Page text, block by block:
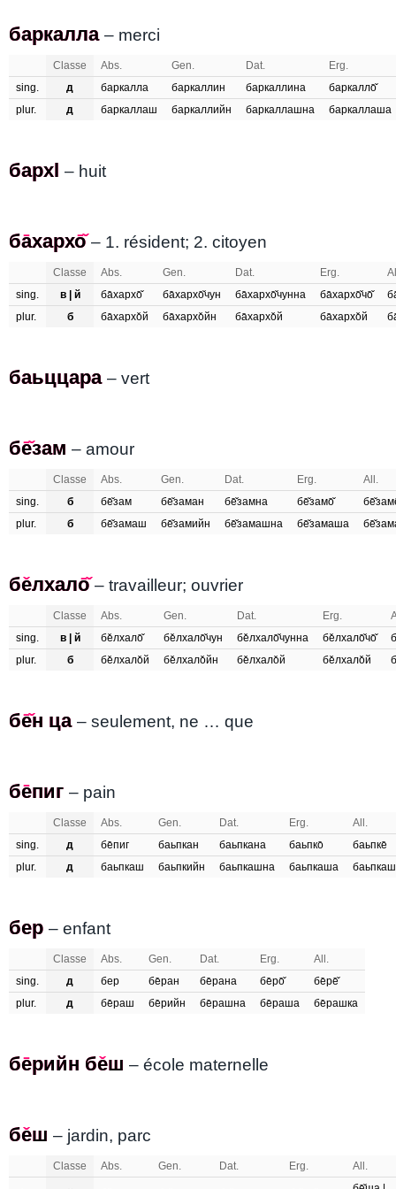
баркалла
баркалла – merci
Classe Abs. Gen. Dat.
Erg.
sing.
д баркалла баркаллин баркаллина
баркалло̄̌
plur.
д баркаллаш баркаллийн баркаллашна баркаллаша
бархӏ
бархӏ – huit
ба̄хархо̄̌
бахархо– 1. résident; 2. citoyen
Classe Abs. Gen. Dat. Erg.
sing.
в | й ба̄хархо̄̌ ба̄хархо̄̌чун ба̄хархо̄̌чунна ба̄хархо̄̌чо̄̌
plur.
б ба̄хархо̌й ба̄хархо̌йн ба̄хархо̌й ба̄хархо̌й
баьццара
баьццара – vert
бе̄̌зам
безам – amour
Classe Abs. Gen. Dat. Erg.
All.
sing.
б бе̄̌зам бе̄̌заман бе̄̌замна бе̄̌замо̄̌
plur.
б бе̄̌замаш бе̄̌замийн бе̄̌замашна бе̄̌замаша
бе̌лхало̄̌
белхало– travailleur; ouvrier
Classe Abs. Gen. Dat. Erg.
sing.
в | й бе̌лхало̄̌ бе̌лхало̄̌чун бе̌лхало̄̌чунна бе̌лхало̄̌чо̄̌
plur.
б бе̌лхало̌й бе̌лхало̌йн бе̌лхало̌й бе̌лхало̌й
бе̄̌н ца
бен ца – seulement, ne … que
бе̄пиг
бепиг – pain
Classe Abs. Gen. Dat. Erg.
All.
sing.
д бе̄пиг баьпкан баьпкана баьпко̄
баьпке̄
plur.
д баьпкаш баьпкийн баьпкашна баьпкаша
бер
бер – enfant
Classe Abs. Gen. Dat. Erg.
All.
sing.
д бер бе̄ран бе̄рана бе̄ро̄̌
бе̄ре̄̌
plur.
д бе̄раш бе̄рийн бе̄рашна бе̄раша бе̄рашка
бе̄рийн бе̌ш
берийн беш – école maternelle
бе̌ш
беш – jardin, parc
Classe Abs. Gen. Dat. Erg. All.